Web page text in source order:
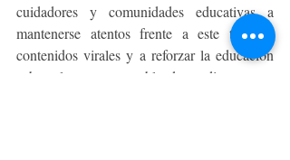
cuidadores y comunidades educativas a
mantenerse atentos frente a este tipo de
contenidos virales y a reforzar la educación
sobre el uso responsable de medicamentos,